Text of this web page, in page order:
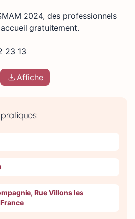
2024, des professionnels
gratuitement.
23 13
Affiche
Rue Villons les